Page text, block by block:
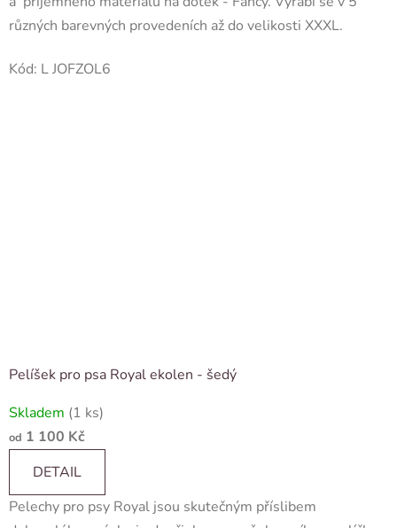
různých barevných provedeních až do velikosti XXXL.
Kód: L JOFZOL6
Pelíšek pro psa Royal ekolen - šedý
Skladem (1 ks)
od 1 100 Kč
DETAIL
Pelechy pro psy Royal jsou skutečným příslibem